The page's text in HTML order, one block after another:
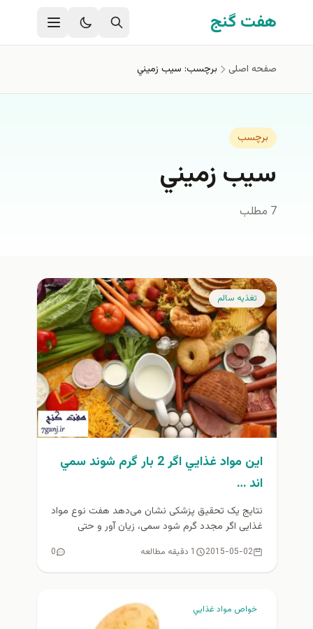
رفتن به محتوای اصلی
هفت گنج
صفحه اصلی برچسب: سيب زميني
برچسب
سيب زميني
7 مطلب
تغذيه سالم
اين مواد غذايي اگر 2 بار گرم شوند سمي
اند …
نتایج یک تحقیق پزشکی نشان می‌دهد هفت نوع مواد
غذایی اگر مجدد گرم شود سمی، زیان آور و حتی
2015-05-02 1 دقیقه مطالعه 0
خواص مواد غذايي